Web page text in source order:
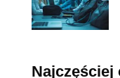
Najczęściej